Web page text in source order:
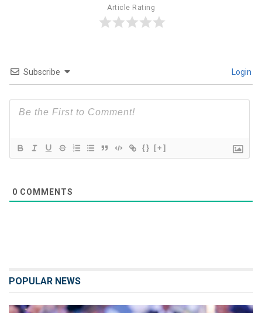
Article Rating
Subscribe Login
{} [+]
0 COMMENTS
POPULAR NEWS